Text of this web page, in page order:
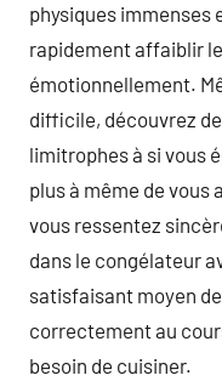
physiques immenses
rapidement affaiblir
émotionnellement.
difficile, découvrez
limitrophes à si vous
plus à même de vous
vous ressentez
dans le congélateur
satisfaisant moyen
correctement au
besoin de cuisiner.